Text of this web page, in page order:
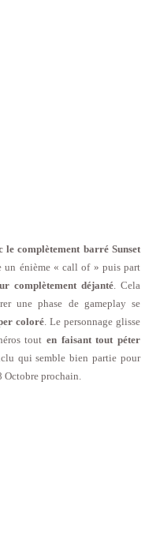
le complètement barré Sunset
un énième « call of » puis part
complètement déjanté . Cela
une phase de gameplay se
coloré . Le personnage glisse
tout en faisant tout péter
qui semble bien partie pour
Octobre prochain.